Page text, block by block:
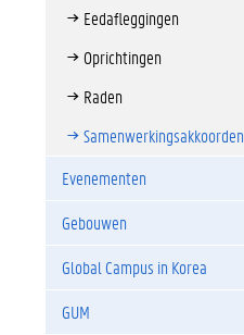
Eedafleggingen
Oprichtingen
Raden
Samenwerkingsakkoorden
Evenementen
Gebouwen
Global Campus in Korea
GUM